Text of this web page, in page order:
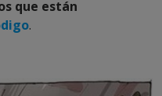
que están
.